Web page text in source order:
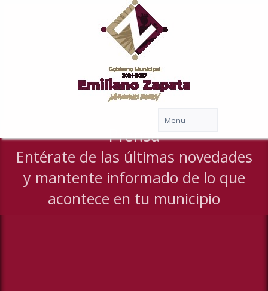
Prensa
Entérate de las últimas novedades
y mantente informado de lo que
acontece en tu municipio